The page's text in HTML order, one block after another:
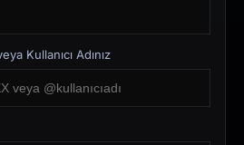
Kullanıcı Adınız